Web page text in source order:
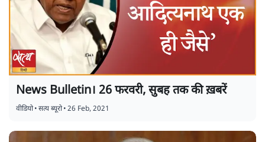
News Bulletin। 26 फरवरी, सुबह तक की ख़बरें
वीडियो•सत्य ब्यूरो•26 Feb, 2021